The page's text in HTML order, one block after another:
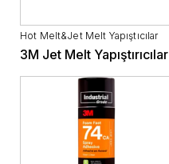
Hot Melt&Jet Melt Yapıştıcılar
3M Jet Melt Yapıştırıcılar